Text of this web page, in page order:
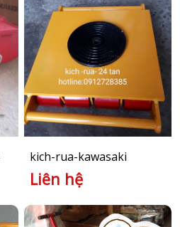
kich-rua-kawasaki
Liên hệ